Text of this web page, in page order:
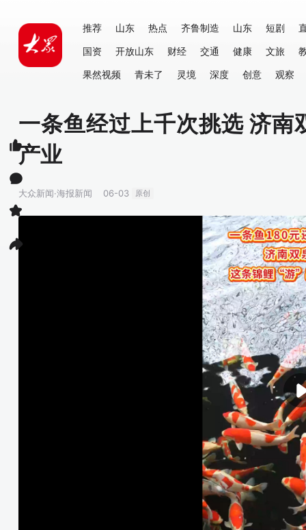
推荐 山东 热点 齐鲁制造 山东 短剧
国资
开放山东 财经 交通 健康 文旅
果然视频
青未了 灵境 深度 创意 观察
一条鱼经过上千次挑选 济南
产业
大众新闻·海报新闻 06-03 原创